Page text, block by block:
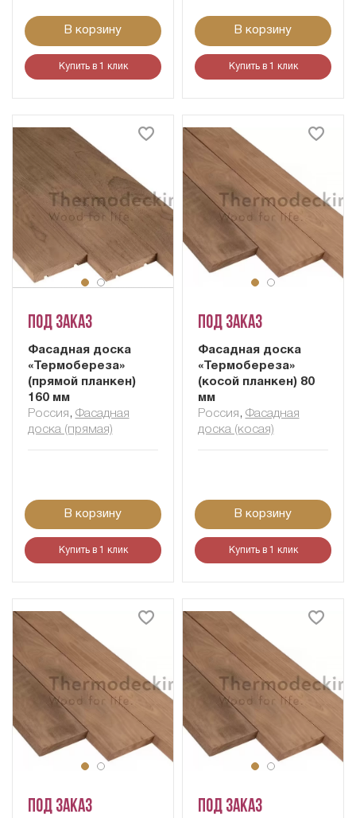
В корзину
Купить в 1 клик
В корзину
Купить в 1 клик
Под заказ
Фасадная доска
«Термобереза»
(прямой планкен)
160 мм
Россия , Фасадная
доска (прямая)
В корзину
Купить в 1 клик
Под заказ
Фасадная доска
«Термобереза»
(косой планкен) 80
мм
Россия , Фасадная
доска (косая)
В корзину
Купить в 1 клик
Под заказ Под заказ